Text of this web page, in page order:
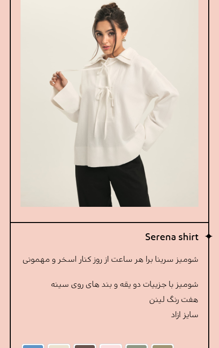
Serena shirt
شومیز سرینا برا هر ساعت از روز کنار اسخر و مهمونی
شومیز با جزییات دو یقه و بند های روی سینه
هفت رنگ لینن
سایز ازاد